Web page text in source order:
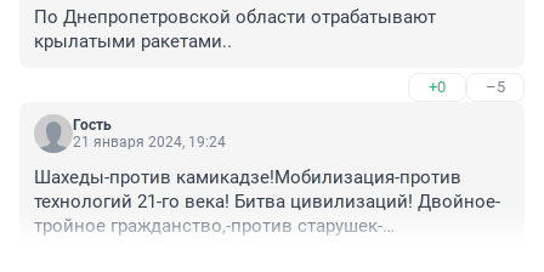
По Днепропетровской области отрабатывают
крылатыми ракетами..
+0 –5
Гость
21 января 2024, 19:24
Шахеды-против камикадзе!Мобилизация-против
технологий 21-го века! Битва цивилизаций! Двойное-
тройное гражданство,-против старушек-